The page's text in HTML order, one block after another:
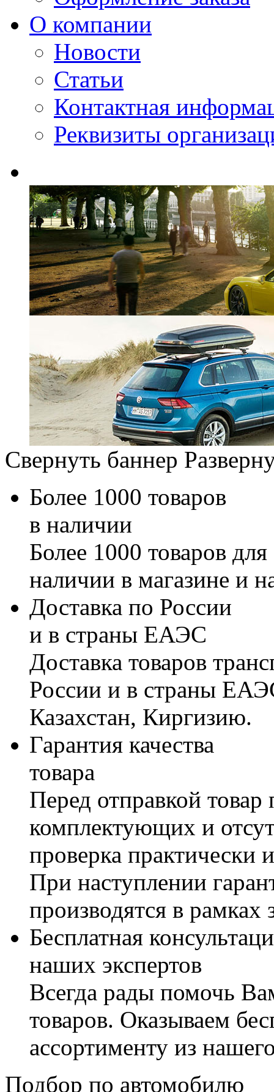
О компании
Новости
Статьи
Контактная
Реквизиты
Свернуть баннер
Более 1000 товаров
в наличии
Более 1000 товаров
наличии в магазине и
Доставка по России
и в страны ЕАЭС
Доставка товаров
России и в страны
Казахстан, Киргизию.
Гарантия качества
товара
Перед отправкой товар
комплектующих и
проверка практически
При наступлении
производятся в рамках
Бесплатная
наших экспертов
Всегда рады помочь
товаров. Оказываем
ассортименту из
Подбор по автомобилю